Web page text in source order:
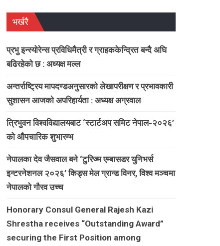
भर्खरै
प्रभु इन्स्योरेन्स प्रविधिमैत्री र ग्राहककेन्द्रित बन्दै अघि
बढिरहेको छ : अध्यक्ष मल्ल
अन्तर्राष्ट्रिय मापदण्डअनुसारको लेखापरीक्षण र प्रभावकारी
सुशासन आजको अपरिहार्यता : अध्यक्ष अग्रवाल
त्रिभुवन विश्वविद्यालयबाट ‘स्टार्टअप समिट नेपाल-२०२६’
को औपचारिक शुभारम्भ
नेपालका देव जैसवाल बने ‘टुरिज्म एम्बासडर युनिभर्स
इन्टरनेशनल २०२६’ किड्स मेल ग्रान्ड विनर, विश्व मञ्चमा
नेपालको गौरव उच्च
Honorary Consul General Rajesh Kazi
Shrestha receives “Outstanding Award”
securing the First Position among